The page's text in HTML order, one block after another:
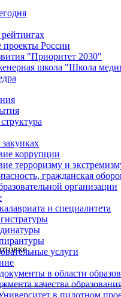
России
"Приоритет 2030"
школа "Школа
коррупции
терроризму и
гражданская
организации
и специалитета
услуги
в области
качества
в пилотном